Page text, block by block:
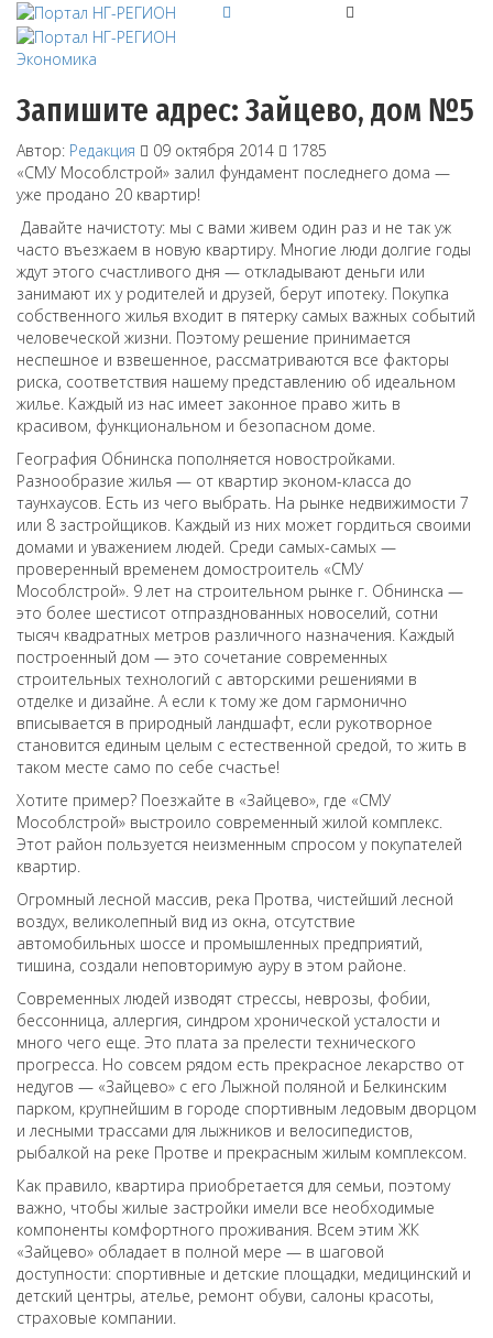
Экономика
Запишите адрес: Зайцево, дом №5
Автор: Редакция 09 октября 2014
1785
«СМУ Мособлстрой» залил фундамент последнего дома —
уже продано 20 квартир!
Давайте начистоту: мы с вами живем один раз и не так уж
часто въезжаем в новую квартиру. Многие люди долгие годы
ждут этого счастливого дня — откладывают деньги или
занимают их у родителей и друзей, берут ипотеку. Покупка
собственного жилья входит в пятерку самых важных событий
человеческой жизни. Поэтому решение принимается
неспешное и взвешенное, рассматриваются все факторы
риска, соответствия нашему представлению об идеальном
жилье. Каждый из нас имеет законное право жить в
красивом, функциональном и безопасном доме.
География Обнинска пополняется новостройками.
Разнообразие жилья — от квартир эконом-класса до
таунхаусов. Есть из чего выбрать. На рынке недвижимости 7
или 8 застройщиков. Каждый из них может гордиться своими
домами и уважением людей. Среди самых-самых —
проверенный временем домостроитель «СМУ
Мособлстрой». 9 лет на строительном рынке г. Обнинска —
это более шестисот отпразднованных новоселий, сотни
тысяч квадратных метров различного назначения. Каждый
построенный дом — это сочетание современных
строительных технологий с авторскими решениями в
отделке и дизайне. А если к тому же дом гармонично
вписывается в природный ландшафт, если рукотворное
становится единым целым с естественной средой, то жить в
таком месте само по себе счастье!
Хотите пример? Поезжайте в «Зайцево», где «СМУ
Мособлстрой» выстроило современный жилой комплекс.
Этот район пользуется неизменным спросом у покупателей
квартир.
Огромный лесной массив, река Протва, чистейший лесной
воздух, великолепный вид из окна, отсутствие
автомобильных шоссе и промышленных предприятий,
тишина, создали неповторимую ауру в этом районе.
Современных людей изводят стрессы, неврозы, фобии,
бессонница, аллергия, синдром хронической усталости и
много чего еще. Это плата за прелести технического
прогресса. Но совсем рядом есть прекрасное лекарство от
недугов — «Зайцево» с его Лыжной поляной и Белкинским
парком, крупнейшим в городе спортивным ледовым дворцом
и лесными трассами для лыжников и велосипедистов,
рыбалкой на реке Протве и прекрасным жилым комплексом.
Как правило, квартира приобретается для семьи, поэтому
важно, чтобы жилые застройки имели все необходимые
компоненты комфортного проживания. Всем этим ЖК
«Зайцево» обладает в полной мере — в шаговой
доступности: спортивные и детские площадки, медицинский и
детский центры, ателье, ремонт обуви, салоны красоты,
страховые компании.